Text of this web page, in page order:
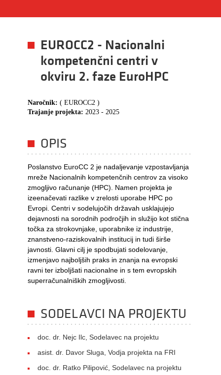
EUROCC2 - Nacionalni
kompetenčni centri v
okviru 2. faze EuroHPC
Naročnik: ( EUROCC2 )
Trajanje projekta: 2023 - 2025
OPIS
Poslanstvo EuroCC 2 je nadaljevanje vzpostavljanja
mreže Nacionalnih kompetenčnih centrov za visoko
zmogljivo računanje (HPC). Namen projekta je
izeenačevati razlike v zrelosti uporabe HPC po
Evropi. Centri v sodelujočih državah usklajujejo
dejavnosti na sorodnih področjih in služijo kot stična
točka za strokovnjake, uporabnike iz industrije,
znanstveno-raziskovalnih institucij in tudi širše
javnosti. Glavni cilj je spodbujati sodelovanje,
izmenjavo najboljših praks in znanja na evropski
ravni ter izboljšati nacionalne in s tem evropskih
superračunalniških zmogljivosti.
SODELAVCI NA PROJEKTU
doc. dr. Nejc Ilc, Sodelavec na projektu
asist. dr. Davor Sluga, Vodja projekta na FRI
doc. dr. Ratko Pilipović, Sodelavec na projektu